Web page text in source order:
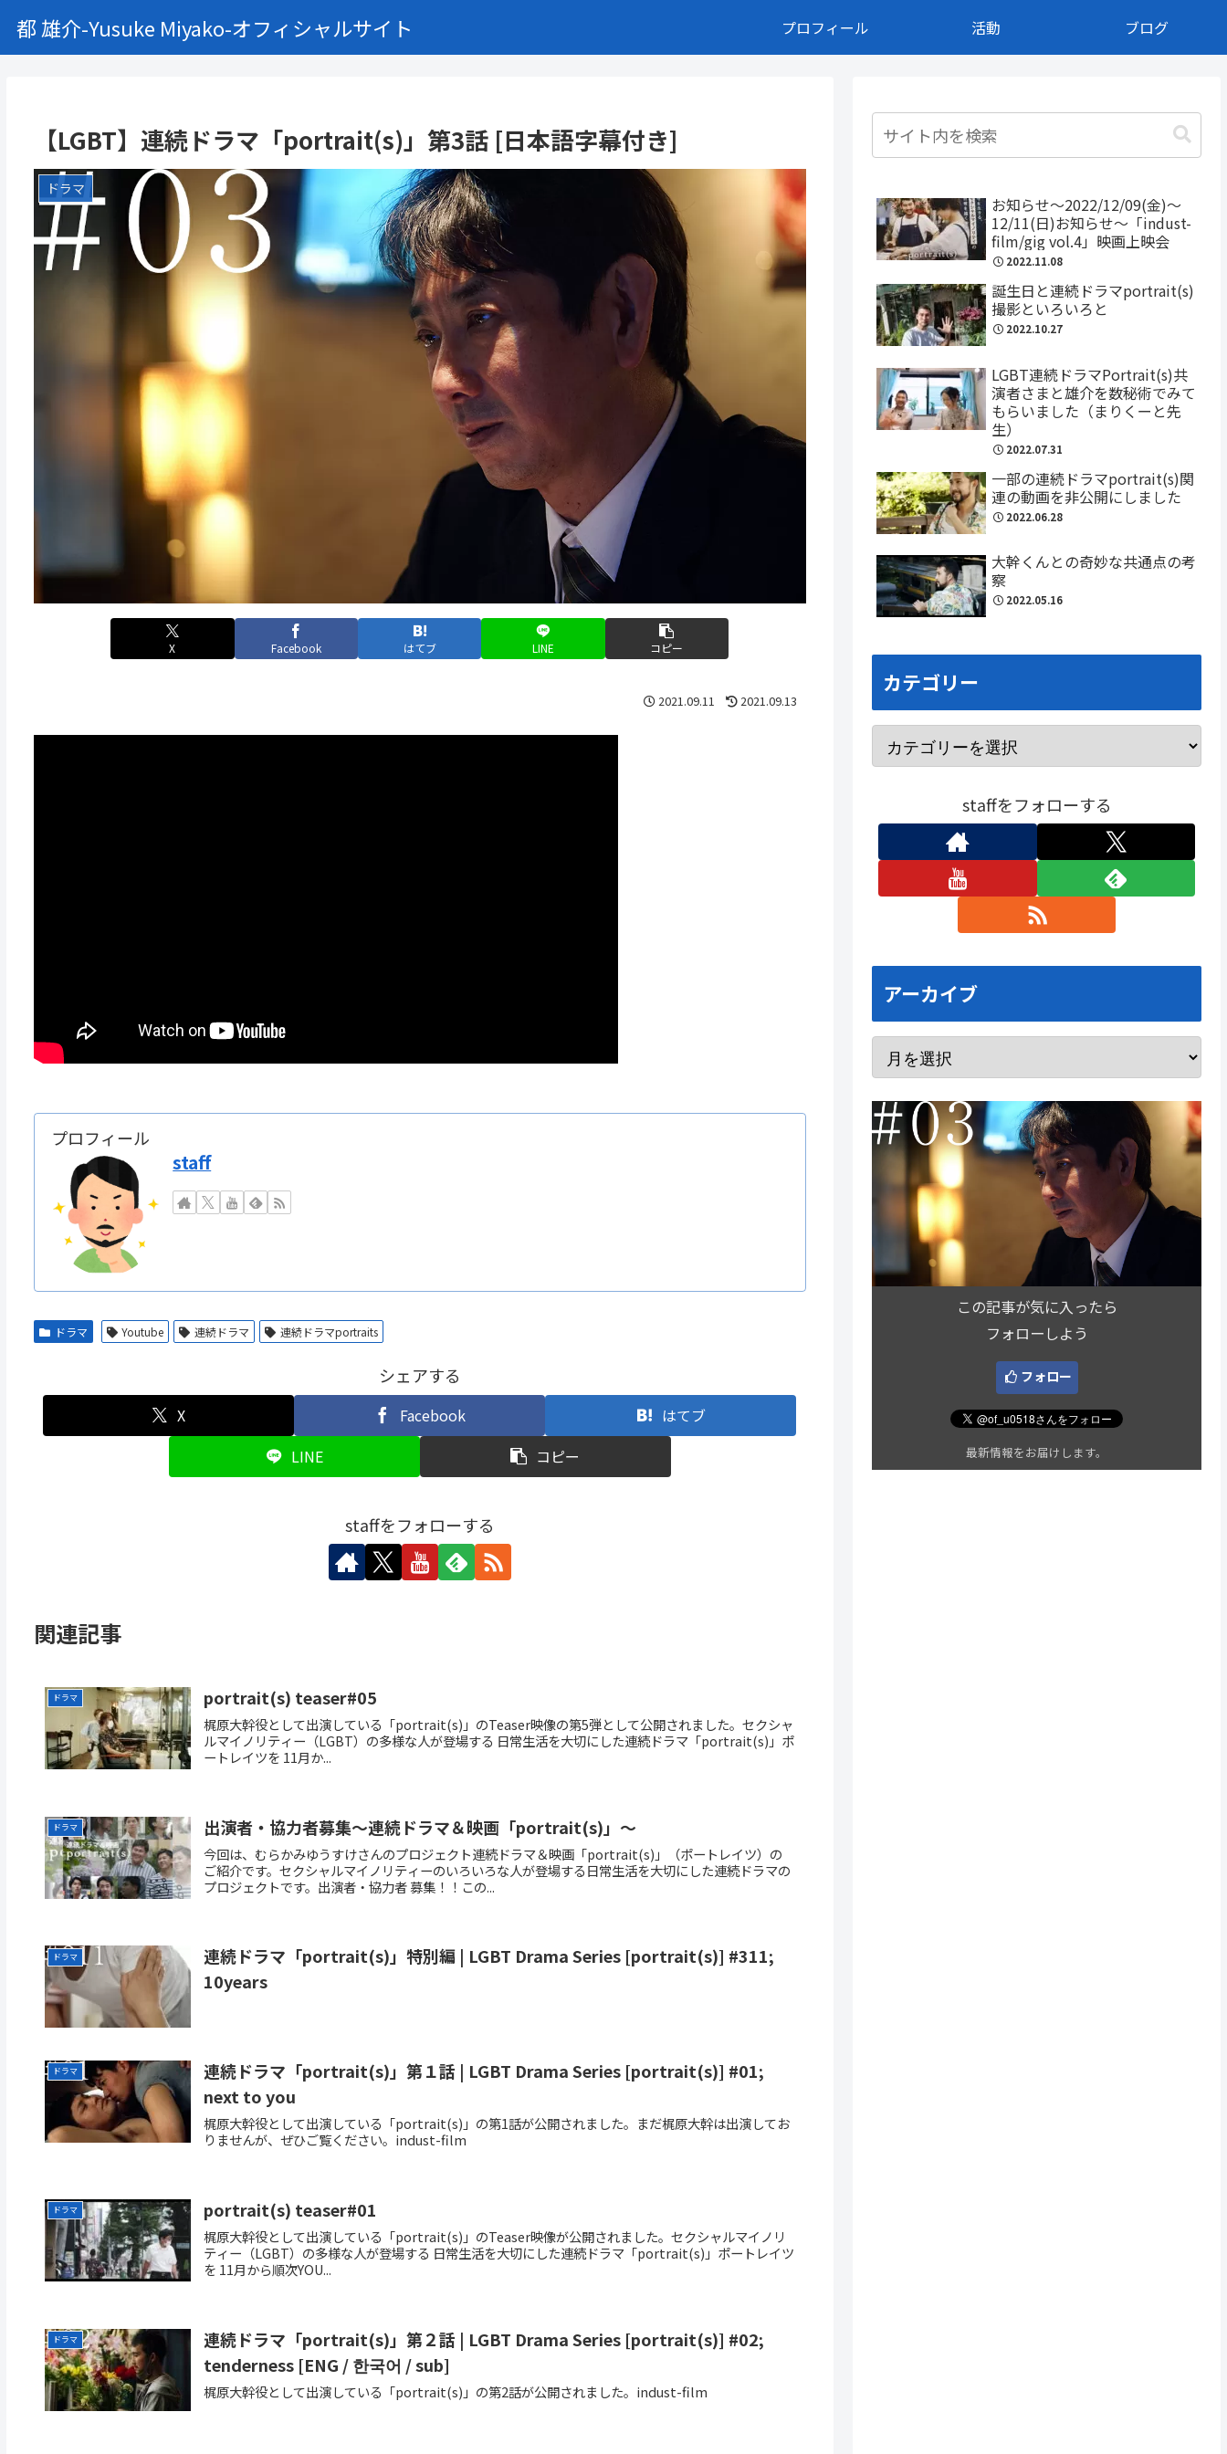
都 雄介-Yusuke Miyako-オフィシャルサイト プロフィール 活動 ブログ
【LGBT】連続ドラマ「portrait(s)」第3話 [日本語字幕付き]
ドラマ
X Facebook はてブ LINE コピー
2021.09.11 2021.09.13
プロフィール
staff
ドラマ Youtube 連続ドラマ 連続ドラマportraits
シェアする
X Facebook
はてブ
LINE
コピー
staffをフォローする
関連記事
ドラマ portrait(s) teaser#05
梶原大幹役として出演している「portrait(s)」のTeaser映像の第5弾として公開されました。セクシャ
ルマイノリティー（LGBT）の多様な人が登場する 日常生活を大切にした連続ドラマ「portrait(s)」ポ
ートレイツを 11月か...
ドラマ 出演者・協力者募集～連続ドラマ＆映画「portrait(s)」～
今回は、むらかみゆうすけさんのプロジェクト連続ドラマ＆映画「portrait(s)」（ポートレイツ）の
ご紹介です。セクシャルマイノリティーのいろいろな人が登場する日常生活を大切にした連続ドラマの
プロジェクトです。出演者・協力者 募集！！この...
ドラマ
連続ドラマ「portrait(s)」特別編 | LGBT Drama Series [portrait(s)] #311​;
10years
ドラマ
連続ドラマ「portrait(s)」第１話 | LGBT Drama Series [portrait(s)] #01;
next to you
梶原大幹役として出演している「portrait(s)」の第1話が公開されました。まだ梶原大幹は出演してお
りませんが、ぜひご覧ください。indust-film
ドラマ portrait(s) teaser#01
梶原大幹役として出演している「portrait(s)」のTeaser映像が公開されました。セクシャルマイノリ
ティー（LGBT）の多様な人が登場する 日常生活を大切にした連続ドラマ「portrait(s)」ポートレイツ
を 11月から順次YOU...
ドラマ
連続ドラマ「portrait(s)」第２話 | LGBT Drama Series [portrait(s)] #02;
tenderness [ENG / 한국어 / sub]
梶原大幹役として出演している「portrait(s)」の第2話が公開されました。indust-film
お知らせ～2022/12/09(金)〜
12/11(日)お知らせ～「indust-
film/gig vol.4」映画上映会
2022.11.08
誕生日と連続ドラマportrait(s)
撮影といろいろと
2022.10.27
LGBT連続ドラマPortrait(s)共
演者さまと雄介を数秘術でみて
もらいました（まりくーと先
生）
2022.07.31
一部の連続ドラマportrait(s)関
連の動画を非公開にしました
2022.06.28
大幹くんとの奇妙な共通点の考
察
2022.05.16
カテゴリー
staffをフォローする
アーカイブ
この記事が気に入ったら
フォローしよう
フォロー
最新情報をお届けします。